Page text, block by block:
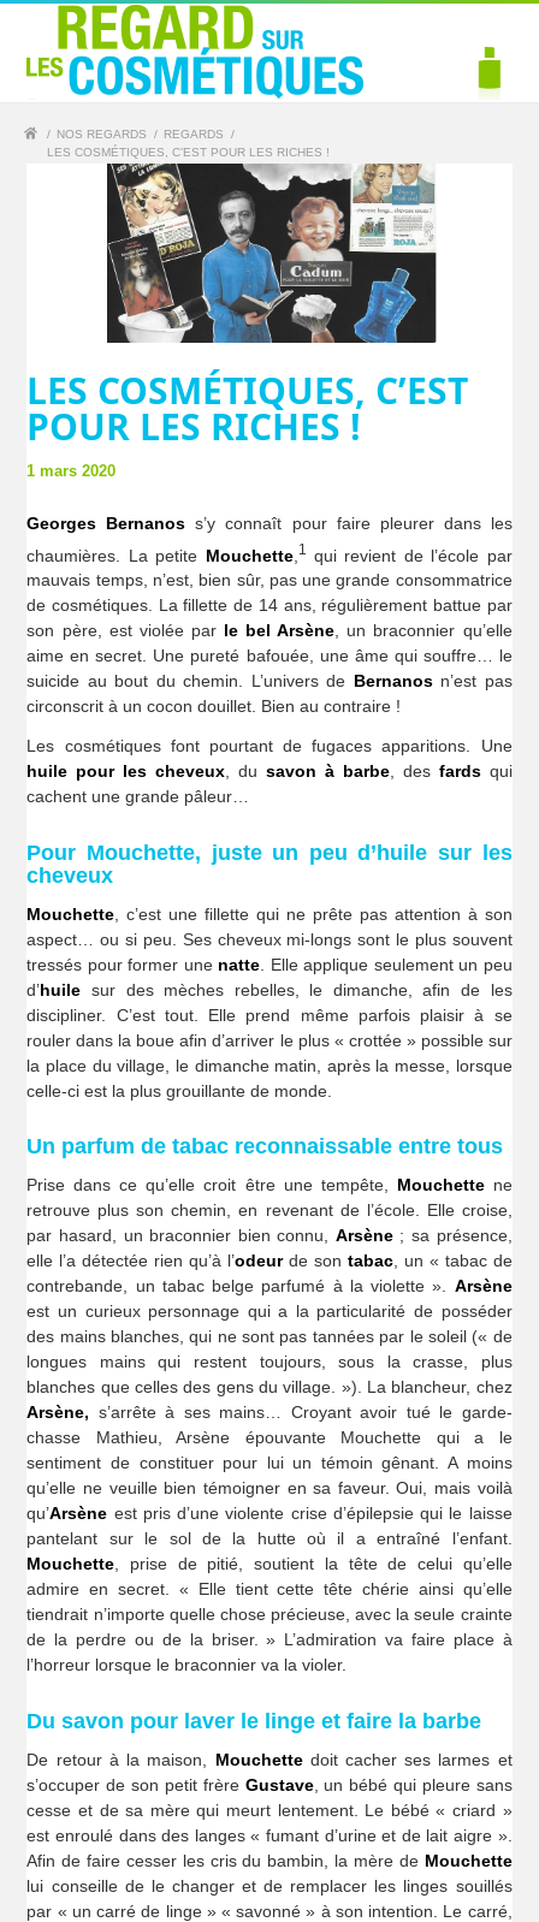
/ NOS REGARDS / REGARDS
/
LES COSMÉTIQUES, C’EST POUR LES RICHES !
LES COSMÉTIQUES, C’EST
POUR LES RICHES !
1 mars 2020
Georges Bernanos s’y connaît pour faire pleurer dans les
chaumières. La petite Mouchette, 1
qui revient de l’école par
mauvais temps, n’est, bien sûr, pas une grande consommatrice
de cosmétiques. La fillette de 14 ans, régulièrement battue par
son père, est violée par le bel Arsène, un braconnier qu’elle
aime en secret. Une pureté bafouée, une âme qui souffre… le
suicide au bout du chemin. L’univers de Bernanosn’est pas
circonscrit à un cocon douillet. Bien au contraire !
Les cosmétiques font pourtant de fugaces apparitions. Une
huile pour les cheveux, dusavon à barbe, des fardsqui
cachent une grande pâleur…
Pour Mouchette, juste un peu d’huile sur les
cheveux
Mouchette , c’est une fillette qui ne prête pas attention à son
aspect… ou si peu. Ses cheveux mi-longs sont le plus souvent
tressés pour former une natte . Elle applique seulement un peu
d’huile sur des mèches rebelles, le dimanche, afin de les
discipliner. C’est tout. Elle prend même parfois plaisir à se
rouler dans la boue afin d’arriver le plus « crottée » possible sur
la place du village, le dimanche matin, après la messe, lorsque
celle-ci est la plus grouillante de monde.
Un parfum de tabac reconnaissable entre tous
Prise dans ce qu’elle croit être une tempête, Mouchette ne
retrouve plus son chemin, en revenant de l’école. Elle croise,
par hasard, un braconnier bien connu, Arsène; sa présence,
elle l’a détectée rien qu’à l’odeurde son tabac, un « tabac de
contrebande, un tabac belge parfumé à la violette ». Arsène
est un curieux personnage qui a la particularité de posséder
des mains blanches, qui ne sont pas tannées par le soleil (« de
longues mains qui restent toujours, sous la crasse, plus
blanches que celles des gens du village. »). La blancheur, chez
Arsène, s’arrête à ses mains… Croyant avoir tué le garde-
chasse Mathieu, Arsène épouvante Mouchette qui a le
sentiment de constituer pour lui un témoin gênant. A moins
qu’elle ne veuille bien témoigner en sa faveur. Oui, mais voilà
qu’Arsène est pris d’une violente crise d’épilepsie qui le laisse
pantelant sur le sol de la hutte où il a entraîné l’enfant.
Mouchette , prise de pitié, soutient la tête de celui qu’elle
admire en secret. « Elle tient cette tête chérie ainsi qu’elle
tiendrait n’importe quelle chose précieuse, avec la seule crainte
de la perdre ou de la briser. » L’admiration va faire place à
l’horreur lorsque le braconnier va la violer.
Du savon pour laver le linge et faire la barbe
De retour à la maison, Mouchettedoit cacher ses larmes et
s’occuper de son petit frère Gustave, un bébé qui pleure sans
cesse et de sa mère qui meurt lentement. Le bébé « criard »
est enroulé dans des langes « fumant d’urine et de lait aigre ».
Afin de faire cesser les cris du bambin, la mère de Mouchette
lui conseille de le changer et de remplacer les linges souillés
par « un carré de linge » « savonné » à son intention. Le carré,